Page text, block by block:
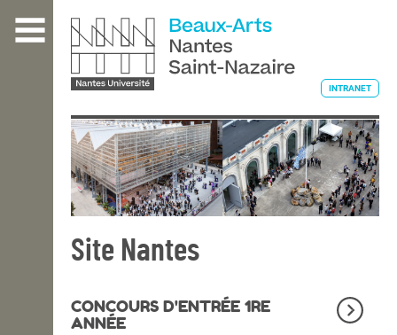
contenu
L'ÉCOLE
ENSEIGNEMENT
INTERNATIONAL
INTRANET
Site Nantes
CONCOURS D'ENTRÉE 1RE
ANNÉE